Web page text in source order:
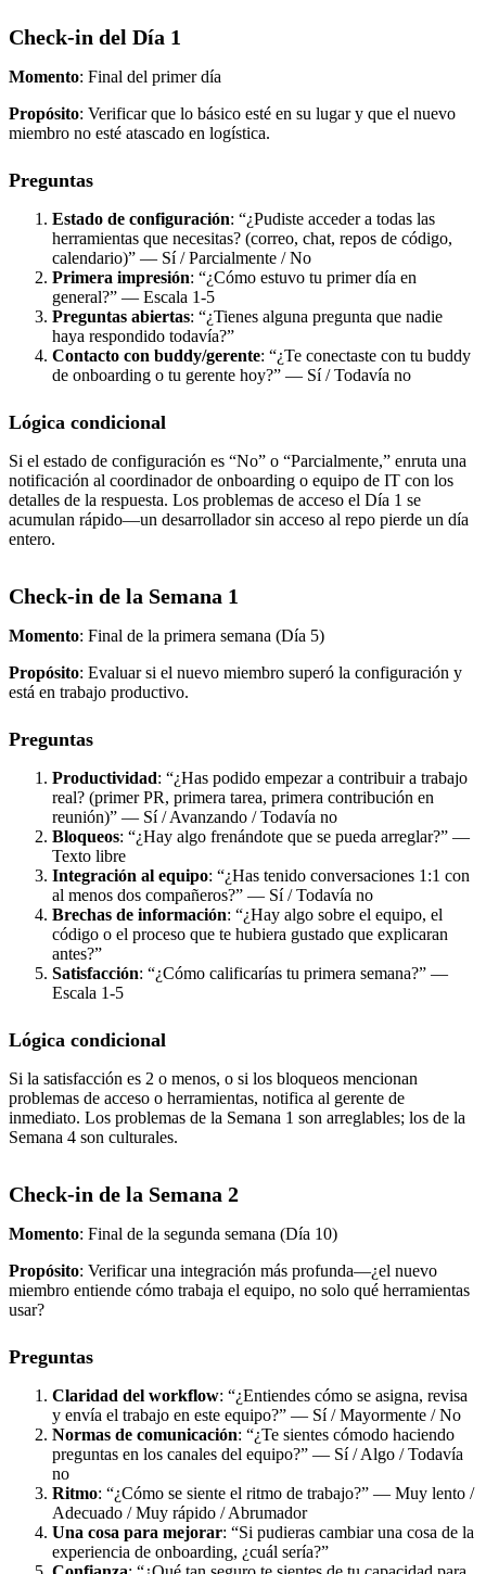
Check-in del Día 1
Momento: Final del primer día
Propósito: Verificar que lo básico esté en su lugar y que el nuevo
miembro no esté atascado en logística.
Preguntas
Estado de configuración: “¿Pudiste acceder a todas las
herramientas que necesitas? (correo, chat, repos de código,
calendario)” — Sí / Parcialmente / No
Primera impresión: “¿Cómo estuvo tu primer día en
general?” — Escala 1-5
Preguntas abiertas: “¿Tienes alguna pregunta que nadie
haya respondido todavía?”
Contacto con buddy/gerente: “¿Te conectaste con tu buddy
de onboarding o tu gerente hoy?” — Sí / Todavía no
Lógica condicional
Si el estado de configuración es “No” o “Parcialmente,” enruta una
notificación al coordinador de onboarding o equipo de IT con los
detalles de la respuesta. Los problemas de acceso el Día 1 se
acumulan rápido—un desarrollador sin acceso al repo pierde un día
entero.
Check-in de la Semana 1
Momento: Final de la primera semana (Día 5)
Propósito: Evaluar si el nuevo miembro superó la configuración y
está en trabajo productivo.
Preguntas
Productividad: “¿Has podido empezar a contribuir a trabajo
real? (primer PR, primera tarea, primera contribución en
reunión)” — Sí / Avanzando / Todavía no
Bloqueos: “¿Hay algo frenándote que se pueda arreglar?” —
Texto libre
Integración al equipo: “¿Has tenido conversaciones 1:1 con
al menos dos compañeros?” — Sí / Todavía no
Brechas de información: “¿Hay algo sobre el equipo, el
código o el proceso que te hubiera gustado que explicaran
antes?”
Satisfacción: “¿Cómo calificarías tu primera semana?” —
Escala 1-5
Lógica condicional
Si la satisfacción es 2 o menos, o si los bloqueos mencionan
problemas de acceso o herramientas, notifica al gerente de
inmediato. Los problemas de la Semana 1 son arreglables; los de la
Semana 4 son culturales.
Check-in de la Semana 2
Momento: Final de la segunda semana (Día 10)
Propósito: Verificar una integración más profunda—¿el nuevo
miembro entiende cómo trabaja el equipo, no solo qué herramientas
usar?
Preguntas
Claridad del workflow: “¿Entiendes cómo se asigna, revisa
y envía el trabajo en este equipo?” — Sí / Mayormente / No
Normas de comunicación: “¿Te sientes cómodo haciendo
preguntas en los canales del equipo?” — Sí / Algo / Todavía
no
Ritmo: “¿Cómo se siente el ritmo de trabajo?” — Muy lento /
Adecuado / Muy rápido / Abrumador
Una cosa para mejorar: “Si pudieras cambiar una cosa de la
experiencia de onboarding, ¿cuál sería?”